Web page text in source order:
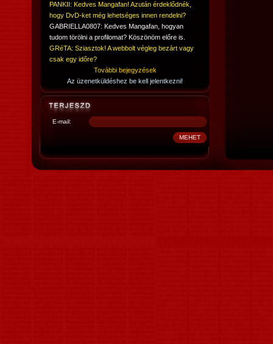
PANKII: Kedves Mangafan! Azután érdeklődnék,
hogy DvD-ket még lehetséges innen rendelni?
GABRIELLA0807: Kedves Mangafan, hogyan
tudom törölni a profilomat? Köszönöm előre is.
GRéTA: Sziasztok! A webbolt végleg bezárt vagy
csak egy időre?
További bejegyzések
Az üzenetküldéshez be kell jelentkezni!
E-mail: